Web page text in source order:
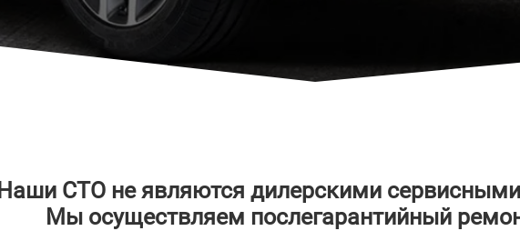
Наши СТО не являются дилерскими
Мы осуществляем послегарантийный